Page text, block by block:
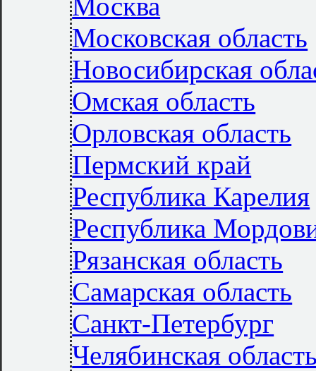
Московская область
Новосибирская
Омская область
Орловская область
Пермский край
Республика Карелия
Республика
Рязанская область
Самарская область
Санкт-Петербург
Челябинская